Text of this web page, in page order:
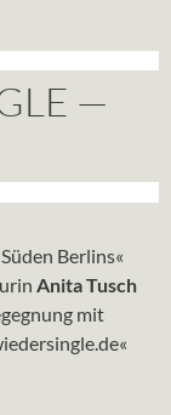
—
Berlins«
Anita Tusch
mit